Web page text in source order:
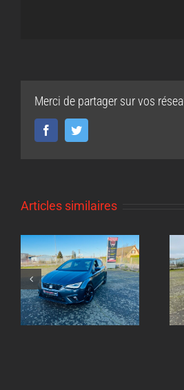
Merci de partager sur vos
FacebookTwitter
Articles similaires
Echappement inox
sur mesure Mini
Cooper 1.6l